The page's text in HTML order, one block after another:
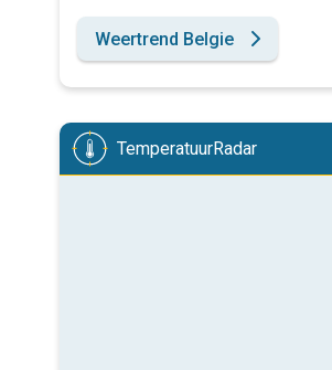
Weertrend Belgie
TemperatuurRadar